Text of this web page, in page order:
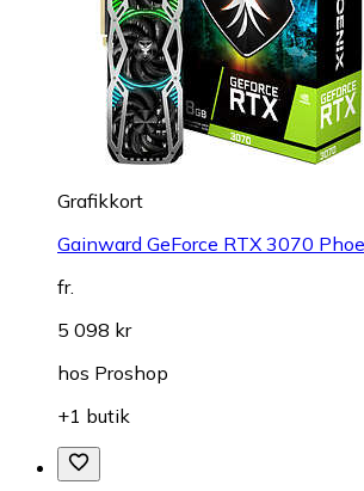
Grafikkort
Gainward GeForce RTX 3070
fr.
5 098 kr
hos Proshop
+1 butik